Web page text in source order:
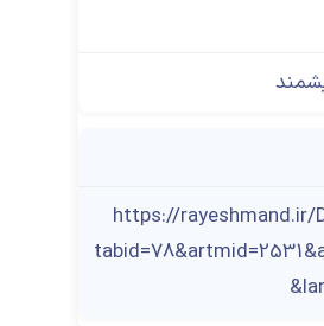
https://rayeshmand.ir/